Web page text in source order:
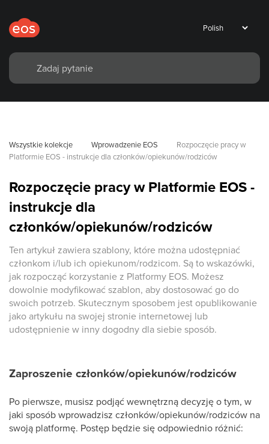
Wszystkie kolekcje Wprowadzenie EOS
Rozpoczęcie pracy w
Platformie EOS - instrukcje dla członków/opiekunów/rodziców
Rozpoczęcie pracy w Platformie EOS -
instrukcje dla
członków/opiekunów/rodziców
Ten artykuł zawiera szablony, które można udostępniać
członkom i/lub ich opiekunom/rodzicom. Są to wskazówki,
jak rozpocząć korzystanie z Platformy EOS. Możesz
dowolnie modyfikować szablon, aby dostosować go do
swoich potrzeb. Skutecznym sposobem jest opublikowanie
jako artykułu na swojej stronie internetowej lub
udostępnienie w inny dogodny dla siebie sposób.
Zaproszenie członków/opiekunów/rodziców
Po pierwsze, musisz podjąć wewnętrzną decyzję o tym, w
jaki sposób wprowadzisz członków/opiekunów/rodziców na
swoją platformę. Postęp będzie się odpowiednio różnić: